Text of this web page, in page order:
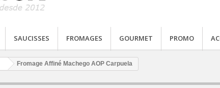
SAUCISSES FROMAGES GOURMET PROMO
Fromage Affiné Machego AOP Carpuela